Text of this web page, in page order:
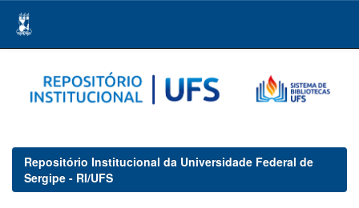
navigation
Repositório Institucional da Universidade Federal de
Sergipe - RI/UFS